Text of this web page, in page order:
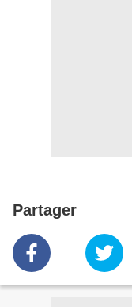
Partager